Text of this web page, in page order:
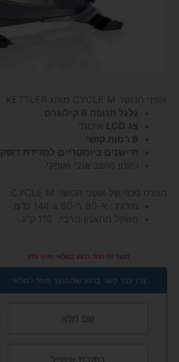
אופני הכושר CYCLE M מותג KETTLER
גלגל תנופה 6 קילוגרם
צג LCD איכותי
8 רמות קושי
חיישנים ביומטריים למדידת דופק
כיוונון מושב אנכי ואופקי.
מפרט טכני של אופני הכושר CYCLE M:
מידות : א-80 ר-60 ג-144 ס"מ
משקל מתאמן מרבי: 110 ק"ג.
מוצר זה חסר כרגע במלאי ואינו זמין.
צרו עמי קשר ברגע שהמוצר חוזר למלאי: